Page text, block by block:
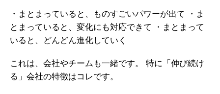
・まとまっていると、ものすごいパワーが出て
・ま
とまっていると、変化にも対応できて
・まとまって
いると、どんどん進化していく
これは、会社やチームも一緒です。
特に「伸び続け
る」会社の特徴はコレです。